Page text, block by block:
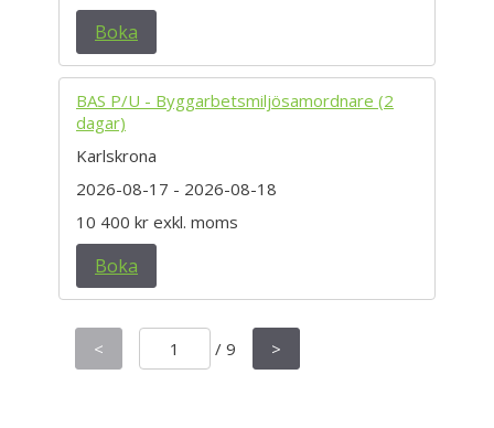
Boka
BAS P/U - Byggarbetsmiljösamordnare (2
dagar)
Karlskrona
2026-08-17 - 2026-08-18
10 400 kr exkl. moms
Boka
< / 9 >